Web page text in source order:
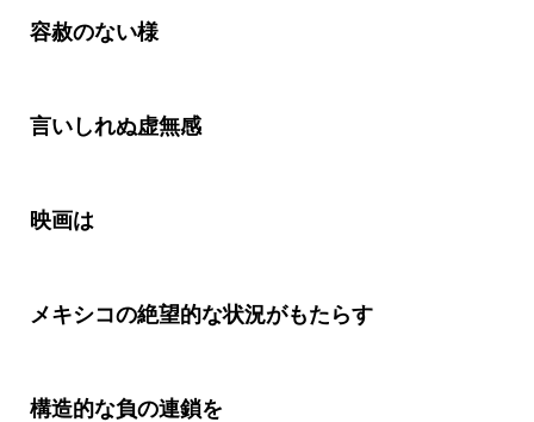
容赦のない様
言いしれぬ虚無感
映画は
メキシコの絶望的な状況がもたらす
構造的な負の連鎖を